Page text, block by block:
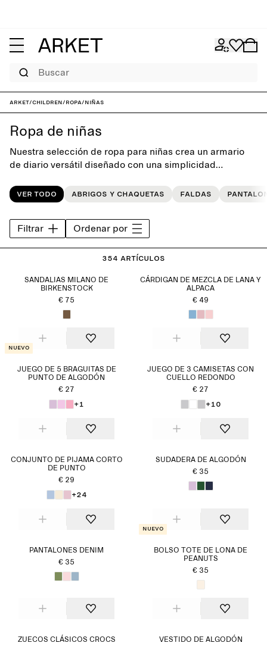
Buscar
ARKET/Children/Ropa/Niñas
Ropa de niñas
Nuestra selección de ropa para niñas crea un armario
de diario versátil diseñado con una simplicidad
pantalones, jerséis, vestidos y accesorios, que se
pueden mezclar y combinar con facilidad para una
sencilla rutina diaria para vestirse.
Ver todo Abrigos y chaquetas Faldas
Filtrar Ordenar por
354 artículos
SANDALIAS MILANO DE
BIRKENSTOCK
€ 75
CÁRDIGAN DE MEZCLA DE LANA Y
ALPACA
€ 49
Nuevo
JUEGO DE 5 BRAGUITAS DE
PUNTO DE ALGODÓN
€ 27
+1
JUEGO DE 3 CAMISETAS CON
CUELLO REDONDO
€ 27
+10
CONJUNTO DE PIJAMA CORTO
DE PUNTO
€ 29
+24
SUDADERA DE ALGODÓN
€ 35
PANTALONES DENIM
€ 35
Nuevo
BOLSO TOTE DE LONA DE
PEANUTS
€ 35
ZUECOS CLÁSICOS CROCS
VESTIDO DE ALGODÓN